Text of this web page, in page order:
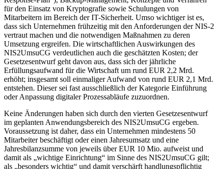
für den Einsatz von Kryptografie sowie Schulungen von
Mitarbeitern im Bereich der IT-Sicherheit. Umso wichtiger ist es,
dass sich Unternehmen frühzeitig mit den Anforderungen der NIS-2
vertraut machen und die notwendigen Maßnahmen zu deren
Umsetzung ergreifen. Die wirtschaftlichen Auswirkungen des
NIS2UmsuCG verdeutlichen auch die geschätzten Kosten; der
Gesetzesentwurf geht davon aus, dass sich der jährliche
Erfüllungsaufwand für die Wirtschaft um rund EUR 2,2 Mrd.
erhöht; insgesamt soll einmaliger Aufwand von rund EUR 2,1 Mrd.
entstehen. Dieser sei fast ausschließlich der Kategorie Einführung
oder Anpassung digitaler Prozessabläufe zuzuordnen.
Keine Änderungen haben sich durch den vierten Gesetzesentwurf
im geplanten Anwendungsbereich des NIS2UmsuCG ergeben.
Voraussetzung ist daher, dass ein Unternehmen mindestens 50
Mitarbeiter beschäftigt oder einen Jahresumsatz und eine
Jahresbilanzsumme von jeweils über EUR 10 Mio. aufweist und
damit als „wichtige Einrichtung“ im Sinne des NIS2UmsuCG gilt;
als „besonders wichtig“ und damit verschärft handlungspflichtig